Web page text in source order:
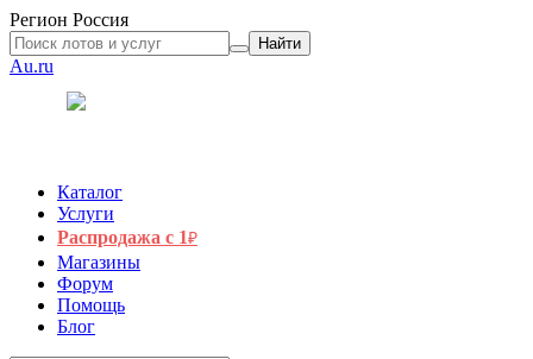
Регион Россия
Найти
Au.ru
Каталог
Услуги
Распродажа с 1₽
Магазины
Форум
Помощь
Блог